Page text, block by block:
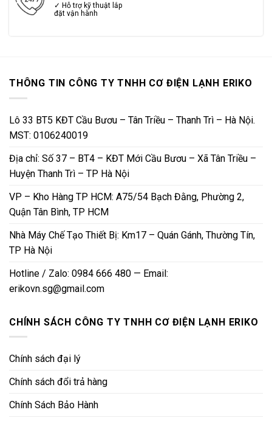
✓ Hỗ trợ kỹ thuật lắp
đặt vận hành
THÔNG TIN CÔNG TY TNHH CƠ ĐIỆN LẠNH ERIKO
Lô 33 BT5 KĐT Cầu Bươu – Tân Triều – Thanh Trì – Hà Nội.
MST: 0106240019
Địa chỉ: Số 37 – BT4 – KĐT Mới Cầu Bươu – Xã Tân Triều –
Huyện Thanh Trì – TP Hà Nội
VP – Kho Hàng TP HCM: A75/54 Bạch Đằng, Phường 2,
Quận Tân Bình, TP HCM
Nhà Máy Chế Tạo Thiết Bị: Km17 – Quán Gánh, Thường Tín,
TP Hà Nội
Hotline / Zalo: 0984 666 480 — Email:
erikovn.sg@gmail.com
CHÍNH SÁCH CÔNG TY TNHH CƠ ĐIỆN LẠNH ERIKO
Chính sách đại lý
Chính sách đổi trả hàng
Chính Sách Bảo Hành